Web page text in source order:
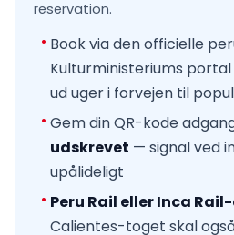
reservation.
Book via den officielle
Kulturministeriums
ud uger i forvejen til
Gem din QR-kode
udskrevet — signal ved
upålideligt
Peru Rail eller Inca
Calientes-toget skal